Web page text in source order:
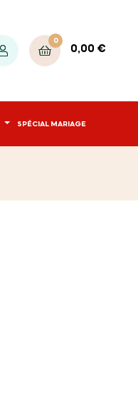
0
0,00 €
SPÉCIAL MARIAGE